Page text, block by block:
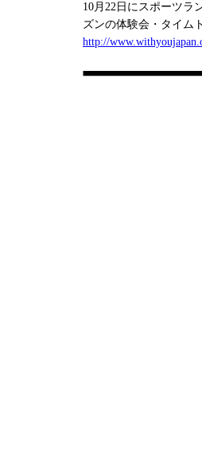
10月22日にスポーツラ
ズンの体験会・タイム
http://